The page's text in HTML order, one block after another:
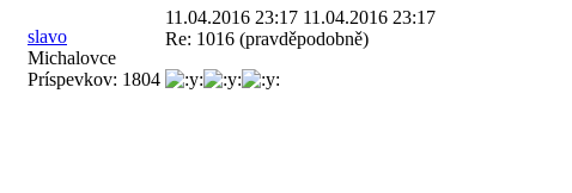
slavo
Michalovce
Príspevkov: 1804
11.04.2016 23:17 11.04.2016 23:17
Re: 1016 (pravděpodobně)